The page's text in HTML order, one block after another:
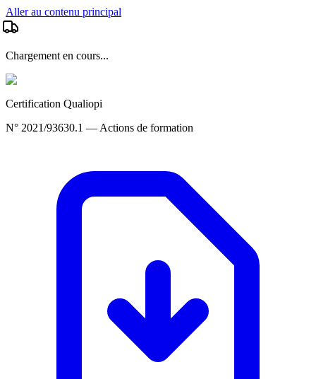
Aller au contenu principal
Chargement en cours...
Certification Qualiopi
N° 2021/93630.1 — Actions de formation